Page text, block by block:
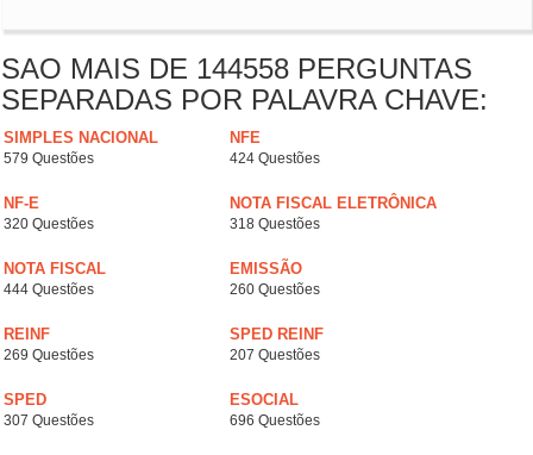
SAO MAIS DE 144558 PERGUNTAS
SEPARADAS POR PALAVRA CHAVE:
SIMPLES NACIONAL
579 Questões
NFE
424 Questões
NF-E
320 Questões
NOTA FISCAL ELETRÔNICA
318 Questões
NOTA FISCAL
444 Questões
EMISSÃO
260 Questões
REINF
269 Questões
SPED REINF
207 Questões
SPED
307 Questões
ESOCIAL
696 Questões